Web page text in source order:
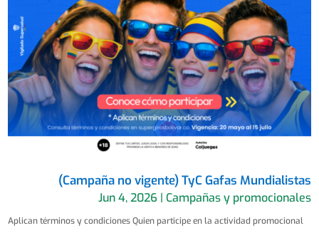
(Campaña no vigente) TyC Gafas Mundialistas
Jun 4, 2026 | Campañas y promocionales
Aplican términos y condiciones Quien participe en la actividad promocional